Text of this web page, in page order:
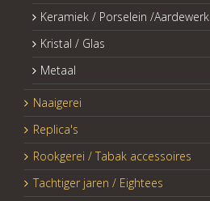
Keramiek / Porselein /Aardewerk
Kristal / Glas
Metaal
Naaigerei
Replica's
Rookgerei / Tabak accessoires
Tachtiger jaren / Eightees